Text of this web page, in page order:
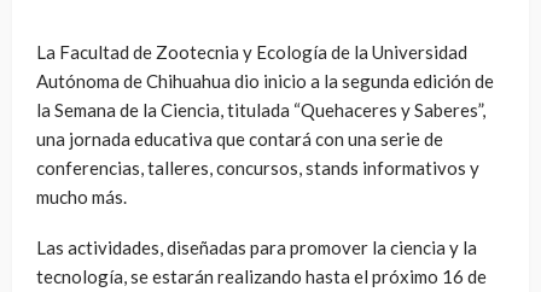
La Facultad de Zootecnia y Ecología de la Universidad
Autónoma de Chihuahua dio inicio a la segunda edición de
la Semana de la Ciencia, titulada “Quehaceres y Saberes”,
una jornada educativa que contará con una serie de
conferencias, talleres, concursos, stands informativos y
mucho más.
Las actividades, diseñadas para promover la ciencia y la
tecnología, se estarán realizando hasta el próximo 16 de